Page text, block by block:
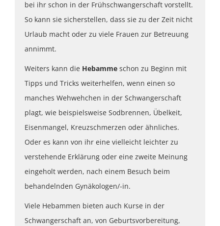
bei ihr schon in der Frühschwangerschaft vorstellt.
So kann sie sicherstellen, dass sie zu der Zeit nicht
Urlaub macht oder zu viele Frauen zur Betreuung
annimmt.
Weiters kann die Hebamme schon zu Beginn mit
Tipps und Tricks weiterhelfen, wenn einen so
manches Wehwehchen in der Schwangerschaft
plagt, wie beispielsweise Sodbrennen, Übelkeit,
Eisenmangel, Kreuzschmerzen oder ähnliches.
Oder es kann von ihr eine vielleicht leichter zu
verstehende Erklärung oder eine zweite Meinung
eingeholt werden, nach einem Besuch beim
behandelnden Gynäkologen/-in.
Viele Hebammen bieten auch Kurse in der
Schwangerschaft an, von Geburtsvorbereitung,